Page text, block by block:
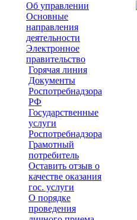
Об управлении
Основные
направления
деятельности
Электронное
правительство
Горячая линия
Документы
Роспотребнадзора
РФ
Государственные
услуги
Роспотребнадзора
Грамотный
потребитель
Оставить отзыв о
качестве оказания
гос. услуги
О порядке
проведения